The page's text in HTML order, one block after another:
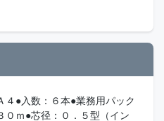
４●入数：６本●業務用パック
０ｍ●芯径：０．５型（イン